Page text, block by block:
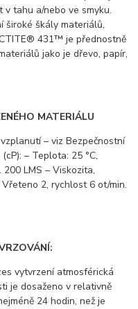
tahu a/nebo ve smyku.
široké škály materiálů,
431™ je přednostně
jako je dřevo, papír,
MATERIÁLU
– viz Bezpečnostní
– Teplota: 25 °C,
LMS – Viskozita,
Vřeteno 2, rychlost 6 ot/min.
vytvrzení atmosférická
je dosaženo v relativně
24 hodin, než je